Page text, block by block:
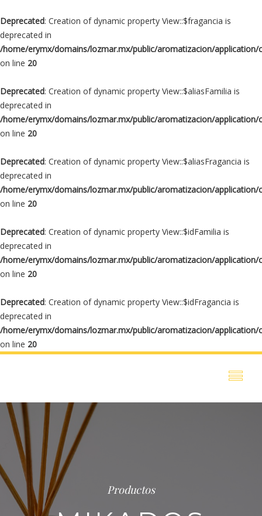
Deprecated: Creation of dynamic property View::$fragancia is
deprecated in
/home/erymx/domains/lozmar.mx/public/aromatizacion/application/
on line 20
Deprecated: Creation of dynamic property View::$aliasFamilia is
deprecated in
/home/erymx/domains/lozmar.mx/public/aromatizacion/application/
on line 20
Deprecated: Creation of dynamic property View::$aliasFragancia is
deprecated in
/home/erymx/domains/lozmar.mx/public/aromatizacion/application/
on line 20
Deprecated: Creation of dynamic property View::$idFamilia is
deprecated in
/home/erymx/domains/lozmar.mx/public/aromatizacion/application/
on line 20
Deprecated: Creation of dynamic property View::$idFragancia is
deprecated in
/home/erymx/domains/lozmar.mx/public/aromatizacion/application/
on line 20
Productos